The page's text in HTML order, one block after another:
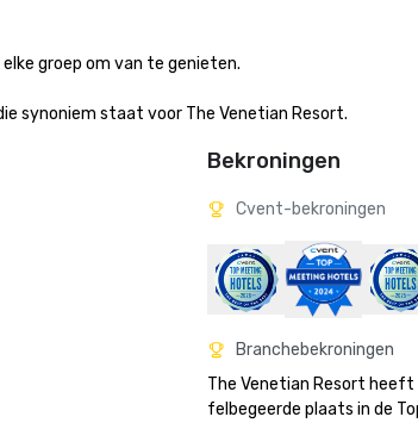
groep om van te genieten.
synoniem staat voor The Venetian Resort.
Bekroningen
Cvent-bekroningen
Branchebekroningen
The Venetian Resort
felbegeerde plaats in de